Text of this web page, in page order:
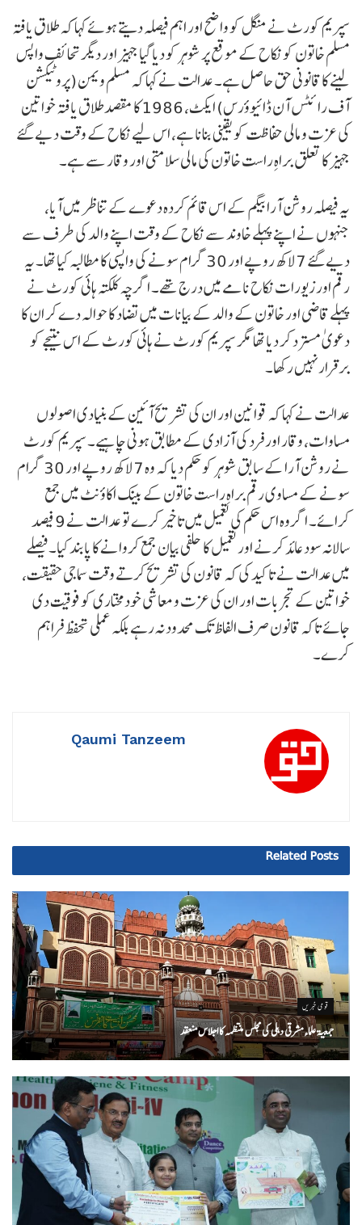
سپریم کورٹ نے منگل کو واضح اور اہم فیصلہ دیتے ہوئے کہا کہ طلاق یافتہ
مسلم خاتون کو نکاح کے موقع پر شوہر کو دیا گیا جہیز اور دیگر تحائف واپس
لینے کا قانونی حق حاصل ہے۔ عدالت نے کہا کہ مسلم ویمن (پروٹیکشن
آف رائٹس آن ڈائیوؤرس) ایکٹ، 1986 کا مقصد طلاق یافتہ خواتین
کی عزت و مالی حفاظت کو یقینی بنانا ہے، اس لیے نکاح کے وقت دیے گئے
جہیز کا تعلق براہِ راست خاتون کی مالی سلامتی اور وقار سے ہے۔
یہ فیصلہ روشن آرا بیگم کے اس قائم کردہ دعوے کے تناظر میں آیا،
جنہوں نے اپنے پہلے خاوند سے نکاح کے وقت اپنے والد کی طرف سے
دیے گئے 7 لاکھ روپے اور 30 گرام سونے کی واپسی کا مطالبہ کیا تھا۔ یہ
رقم اور زیورات نکاح نامے میں درج تھے۔ اگرچہ کلکتہ ہائی کورٹ نے
پہلے قاضی اور خاتون کے والد کے بیانات میں تضاد کا حوالہ دے کر ان کا
دعویٰ مسترد کر دیا تھا مگر سپریم کورٹ نے ہائی کورٹ کے اس نتیجے کو
برقرار نہیں رکھا۔
عدالت نے کہا کہ قوانین اور ان کی تشریح آئین کے بنیادی اصولوں
مساوات، وقار اور فرد کی آزادی کے مطابق ہونی چاہیے۔ سپریم کورٹ
نے روشن آرا کے سابق شوہر کو حکم دیا کہ وہ 7 لاکھ روپے اور 30 گرام
سونے کے مساوی رقم براہِ راست خاتون کے بینک اکاؤنٹ میں جمع
کرائے۔ اگر وہ اس حکم کی تعمیل میں تاخیر کرے تو عدالت نے 9 فیصد
سالانہ سود عائد کرنے اور تعمیل کا حلفی بیان جمع کروانے کا پابند کیا۔فیصلے
میں عدالت نے تاکید کی کہ قانون کی تشریح کرتے وقت سماجی حقیقت،
خواتین کے تجربات اور ان کی عزت و معاشی خودمختاری کو فوقیت دی
جائے تاکہ قانون صرف الفاظ تک محدود نہ رہے بلکہ عملی تحفظ فراہم
کرے۔
Qaumi Tanzeem
Related Posts
قومی خبریں
جمعیۃ علماء مشرقی دہلی کی مجلس منتظمہ کا اجلاس منعقد